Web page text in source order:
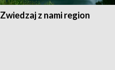
Zwiedzaj z nami region